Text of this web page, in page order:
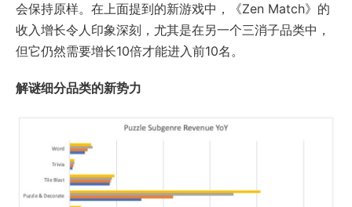
会保持原样。在上面提到的新游戏中，《Zen Match》的
收入增长令人印象深刻，尤其是在另一个三消子品类中，
但它仍然需要增长10倍才能进入前10名。
解谜细分品类的新势力